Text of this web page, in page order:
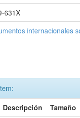
631X
internacionales
Descripción Tamaño